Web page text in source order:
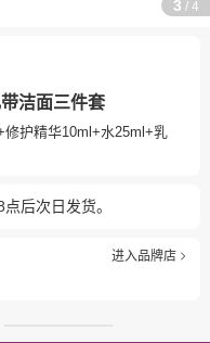
3 / 4
洁面三件套
护精华10ml+水25ml+乳
后次日发货。
进入品牌店